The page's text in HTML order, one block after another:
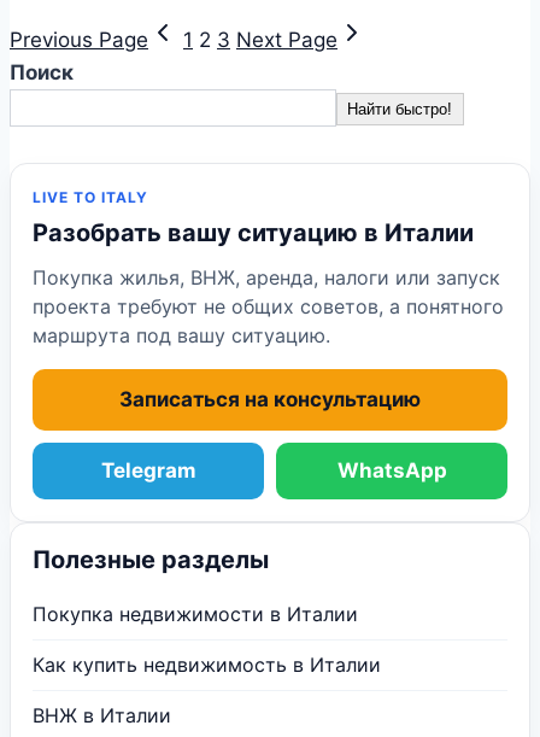
Previous Page 1 2 3 Next Page
Поиск
Найти быстро!
LIVE TO ITALY
Разобрать вашу ситуацию в Италии
Покупка жилья, ВНЖ, аренда, налоги или запуск
проекта требуют не общих советов, а понятного
маршрута под вашу ситуацию.
Записаться на консультацию
Telegram WhatsApp
Полезные разделы
Покупка недвижимости в Италии
Как купить недвижимость в Италии
ВНЖ в Италии